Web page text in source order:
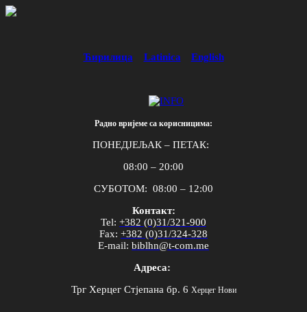
Ћирилица Latinica English
Радно вријеме са корисницима:
ПОНЕДЈЕЉАК – ПЕТАК:
08:00 – 20:00
СУБОТОМ: 08:00 – 12:00
Контакт:
Tel: +382 (0)31/321-900
Fax: +382 (0)31/324-328
E-mail: biblhn@t-com.me
Адреса:
Трг Херцег Стјепана бр. 6 Херцег Нови